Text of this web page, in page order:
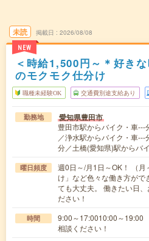
未読
NEW
掲載日 2026/08/08
＜時給1,500円～＊好き
のモクモク仕分け
職種未経験OK 交通費別途支給あり
勤務地 愛知県豊田市
豊田市駅からバイク・車
／浄水駅からバイク・車
分／土橋(愛知県)駅からバ
曜日頻度
週0日～/月1日～OK！ （
け」など色々な働き方が
ても大丈夫。 働きたい日
ださい！
時間
9:00～17:0010:00～19:00
相談ください！